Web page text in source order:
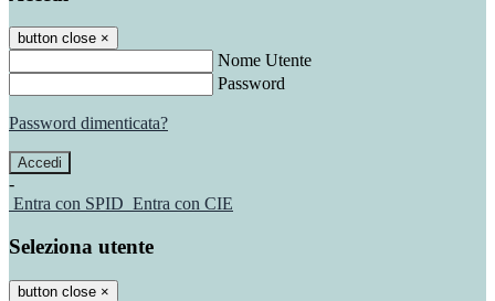
button close ×
Nome Utente
Password
Password dimenticata?
-
Entra con SPID Entra con CIE
Seleziona utente
button close ×